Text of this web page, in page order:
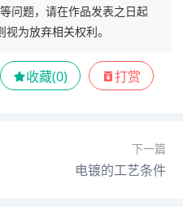
问题，请在作品发表之日起
为放弃相关权利。
收藏(0) 打赏
下一篇
电镀的工艺条件